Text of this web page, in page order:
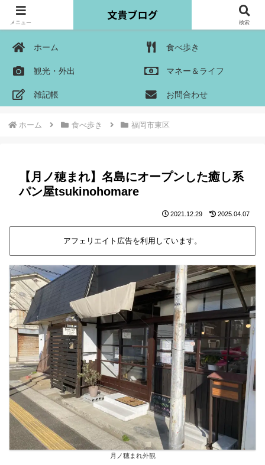
ホーム 食べ歩き
観光・外出 マネー＆ライフ
雑記帳 お問合わせ
ホーム 食べ歩き 福岡市東区
【月ノ穂まれ】名島にオープンした癒し系
パン屋tsukinohomare
2021.12.29 2025.04.07
アフェリエイト広告を利用しています。
月ノ穂まれ外観
メニュー 検索